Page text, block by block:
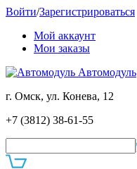
Войти/Зарегистрироваться
Мой аккаунт
Мои заказы
Автомодуль
г. Омск, ул. Конева, 12
+7 (3812) 38-61-55